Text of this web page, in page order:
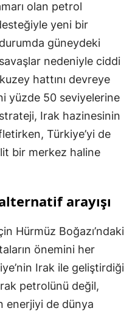
olan petrol
yeni bir
güneydeki
nedeniyle ciddi
hattını devreye
yüzde 50 seviyelerine
Irak hazinesinin
Türkiye’yi de
bir merkez haline
arayışı
Hürmüz Boğazı’ndaki
önemini her
Irak ile geliştirdiği
petrolünü değil,
enerjiyi de dünya